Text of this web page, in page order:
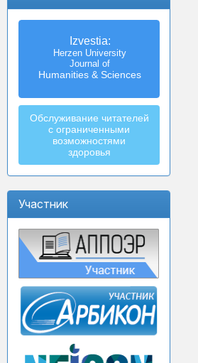
Izvestia:
Herzen University
Journal of
Humanities & Sciences
Обслуживание читателей
с ограниченными
возможностями
здоровья
Участник